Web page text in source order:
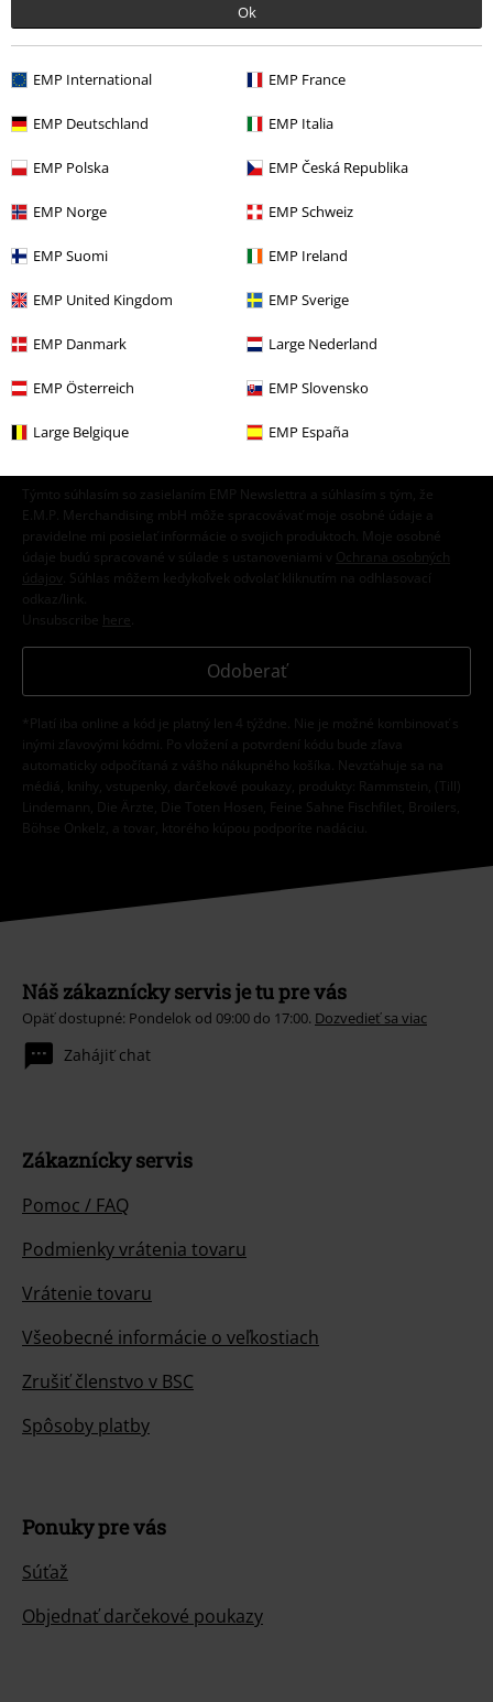
Ok
EMP International EMP France
EMP Deutschland EMP Italia
EMP Polska EMP Česká Republika
EMP Norge EMP Schweiz
EMP Suomi EMP Ireland
EMP United Kingdom EMP Sverige
EMP Danmark Large Nederland
EMP Österreich EMP Slovensko
Large Belgique EMP España
Merch kapiel Média LP
Výpredaj % Média
Merch kapiel Žáner
Merch kapiel
Merch kapiel Thundermother
Získajte 15% zľavový poukaz, keď sa prihlásite
Týmto súhlasím so zasielaním EMP Newslettra a súhlasím s tým, že
E.M.P. Merchandising mbH môže spracovávať moje osobné údaje a
pravidelne mi posielať informácie o svojich produktoch. Moje osobné
údaje budú spracované v súlade s ustanoveniami v
Ochrana osobných
údajov
. Súhlas môžem kedykoľvek odvolať kliknutím na odhlasovací
odkaz/link.
Unsubscribe here
Odoberať
*Platí iba online a kód je platný len 4 týždne. Nie je možné kombinovať s
inými zľavovými kódmi. Po vložení a potvrdení kódu bude zľava
automaticky odpočítaná z vášho nákupného košíka. Nevzťahuje sa na
médiá, knihy, vstupenky, darčekové poukazy, produkty: Rammstein, (Till)
Lindemann, Die Ärzte, Die Toten Hosen, Feine Sahne Fischfilet, Broilers,
Böhse Onkelz, a tovar, ktorého kúpou podporíte nadáciu.
Náš zákaznícky servis je tu pre vás
Opäť dostupné: Pondelok od 09:00 do 17:00. Dozvedieť sa viac
Zahájiť chat
Zákaznícky servis
Pomoc / FAQ
Podmienky vrátenia tovaru
Vrátenie tovaru
Všeobecné informácie o veľkostiach
Zrušiť členstvo v BSC
Spôsoby platby
Ponuky pre vás
Súťaž
Objednať darčekové poukazy